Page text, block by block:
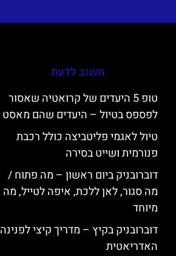
חשוב לדעת
טופ 5 היעדים של קרואטיה שאסור
לפספס בטיול – היעדים שהם מאסט
טיול לאגמי פליטביצה כולל רכבת
פנורמית ושייט בסירה
דוברובניק ביום ראשון – מה פתוח /
מה סגור, לאן ללכת, איפה לטייל, מה
מיוחד
דוברובניק בקיץ – מדריך קיצי לפנינה
האדריאטית